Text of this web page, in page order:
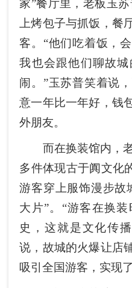
家”餐厅里，老板玉
上烤包子与抓饭，餐
客。“他们吃着饭，
我也会跟他们聊故
闹。”玉苏普笑着说
意一年比一年好，钱
外朋友。
而在换装馆内，老
多件体现古于阗文化
游客穿上服饰漫步故
大片”。“游客在换
史，这就是文化传
说，故城的火爆让店
吸引全国游客，实现